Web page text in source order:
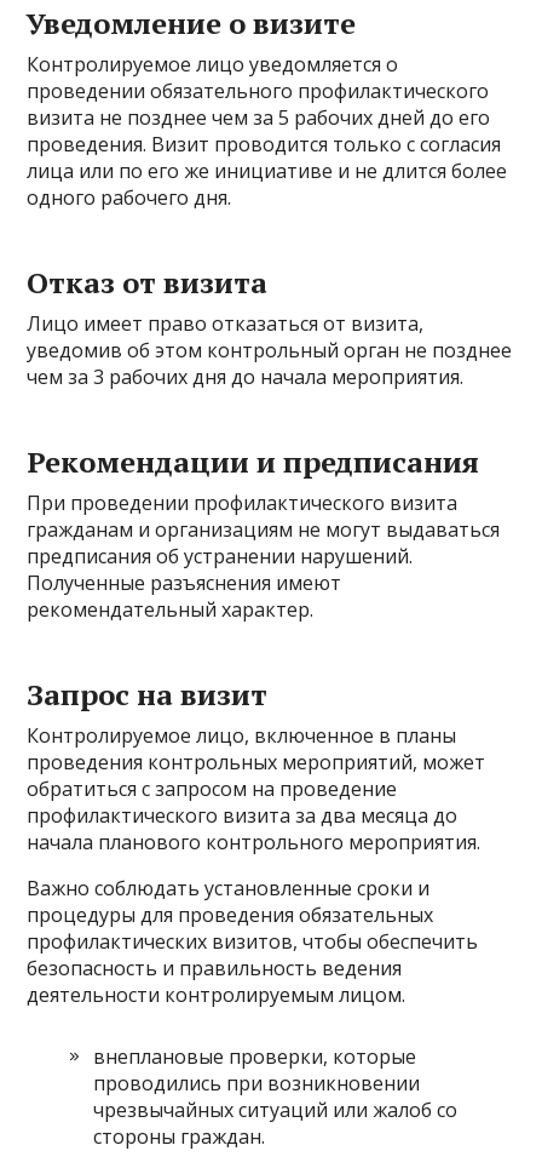
Уведомление о визите
Контролируемое лицо уведомляется о
проведении обязательного профилактического
визита не позднее чем за 5 рабочих дней до его
проведения. Визит проводится только с согласия
лица или по его же инициативе и не длится более
одного рабочего дня.
Отказ от визита
Лицо имеет право отказаться от визита,
уведомив об этом контрольный орган не позднее
чем за 3 рабочих дня до начала мероприятия.
Рекомендации и предписания
При проведении профилактического визита
гражданам и организациям не могут выдаваться
предписания об устранении нарушений.
Полученные разъяснения имеют
рекомендательный характер.
Запрос на визит
Контролируемое лицо, включенное в планы
проведения контрольных мероприятий, может
обратиться с запросом на проведение
профилактического визита за два месяца до
начала планового контрольного мероприятия.
Важно соблюдать установленные сроки и
процедуры для проведения обязательных
профилактических визитов, чтобы обеспечить
безопасность и правильность ведения
деятельности контролируемым лицом.
внеплановые проверки, которые
проводились при возникновении
чрезвычайных ситуаций или жалоб со
стороны граждан.